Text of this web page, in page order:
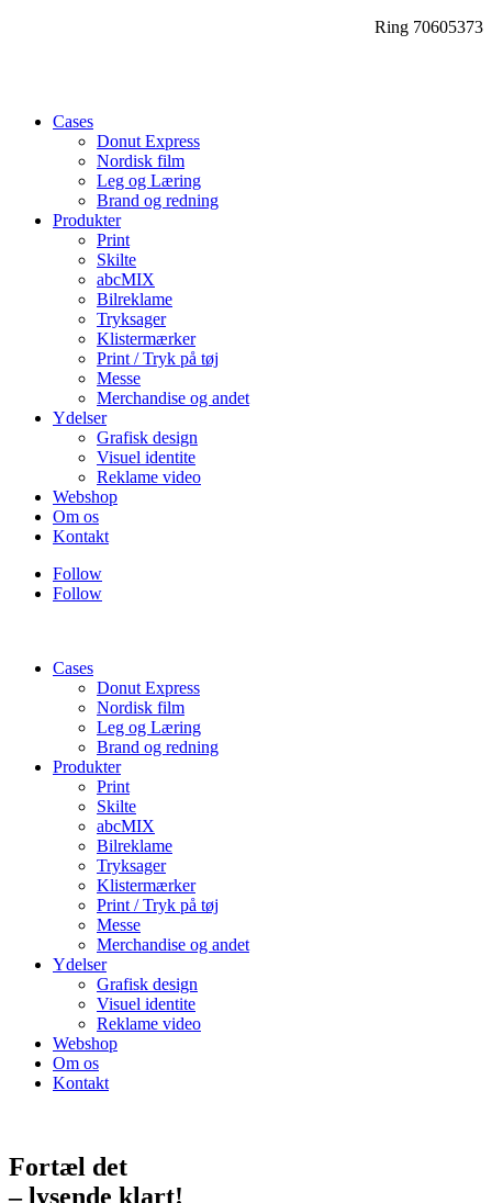
Ring 70605373
Cases
Donut Express
Nordisk film
Leg og Læring
Brand og redning
Produkter
Print
Skilte
abcMIX
Bilreklame
Tryksager
Klistermærker
Print / Tryk på tøj
Messe
Merchandise og andet
Ydelser
Grafisk design
Visuel identite
Reklame video
Webshop
Om os
Kontakt
Follow
Follow
Cases
Donut Express
Nordisk film
Leg og Læring
Brand og redning
Produkter
Print
Skilte
abcMIX
Bilreklame
Tryksager
Klistermærker
Print / Tryk på tøj
Messe
Merchandise og andet
Ydelser
Grafisk design
Visuel identite
Reklame video
Webshop
Om os
Kontakt
Fortæl det
– lysende klart!